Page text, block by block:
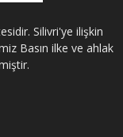
Silivri'ye ilişkin
Basın ilke ve ahlak